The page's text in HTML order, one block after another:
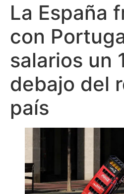
La España
con
salarios un
debajo del
país